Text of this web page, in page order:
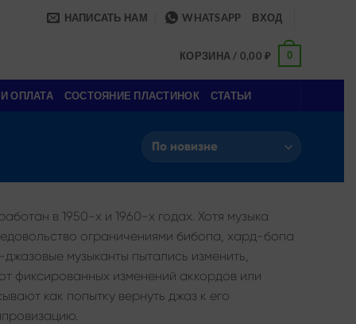
НАПИСАТЬ НАМ WHATSAPP ВХОД
КОРЗИНА / 0,00₽ 0
ОПЛАТА СОСТОЯНИЕ ПЛАСТИНОК СТАТЬИ
в 1950-х и 1960-х годах. Хотя музыка
ограничениями бибопа, хард-бопа
музыканты пытались изменить,
фиксированных изменений аккордов или
как попытку вернуть джаз к его